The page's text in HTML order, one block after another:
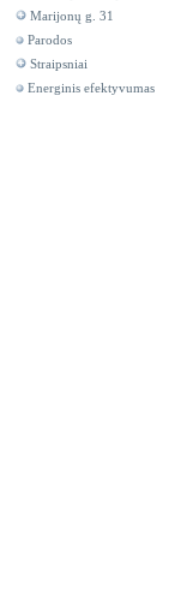
Marijonų g. 31
Parodos
Straipsniai
Energinis efektyvumas